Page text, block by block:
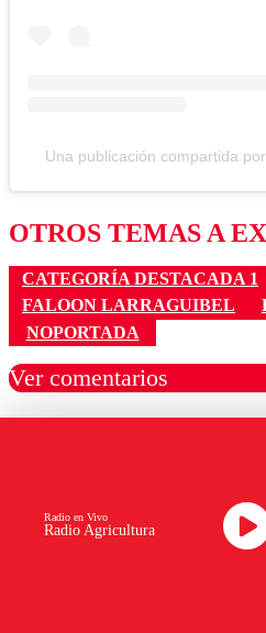
Una publicación compartida
OTROS TEMAS A
CATEGORÍA DESTACADA 1
FALOON LARRAGUIBEL
NOPORTADA
Ver comentarios
Radio Agricultura
Radio en Vivo